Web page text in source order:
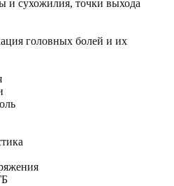
сухожилия, точки выхода
головных болей и их